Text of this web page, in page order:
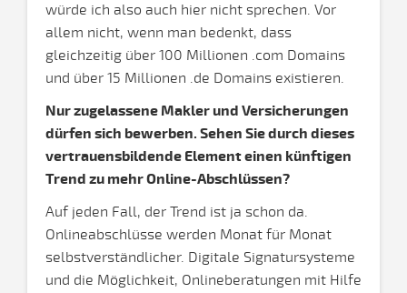
würde ich also auch hier nicht sprechen. Vor
allem nicht, wenn man bedenkt, dass
gleichzeitig über 100 Millionen .com Domains
und über 15 Millionen .de Domains existieren.
Nur zugelassene Makler und Versicherungen
dürfen sich bewerben. Sehen Sie durch dieses
vertrauensbildende Element einen künftigen
Trend zu mehr Online-Abschlüssen?
Auf jeden Fall, der Trend ist ja schon da.
Onlineabschlüsse werden Monat für Monat
selbstverständlicher. Digitale Signatursysteme
und die Möglichkeit, Onlineberatungen mit Hilfe